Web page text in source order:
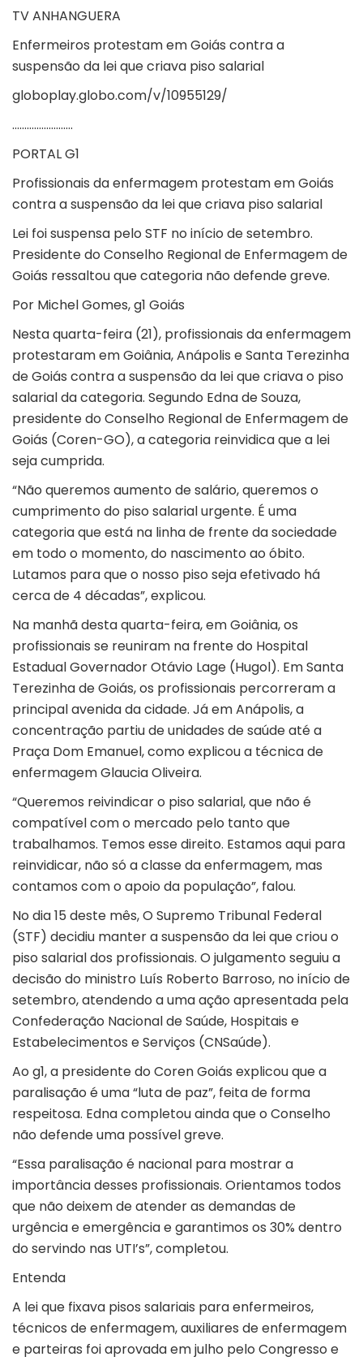
TV ANHANGUERA
Enfermeiros protestam em Goiás contra a
suspensão da lei que criava piso salarial
globoplay.globo.com/v/10955129/
…………………….
PORTAL G1
Profissionais da enfermagem protestam em Goiás
contra a suspensão da lei que criava piso salarial
Lei foi suspensa pelo STF no início de setembro.
Presidente do Conselho Regional de Enfermagem de
Goiás ressaltou que categoria não defende greve.
Por Michel Gomes, g1 Goiás
Nesta quarta-feira (21), profissionais da enfermagem
protestaram emGoiânia,Anápolis eSanta Terezinha
de Goiás contra a suspensão da lei que criava o piso
salarial da categoria. Segundo Edna de Souza,
presidente do Conselho Regional de Enfermagem de
Goiás (Coren-GO), a categoria reinvidica que a lei
seja cumprida.
“Não queremos aumento de salário, queremos o
cumprimento do piso salarial urgente. É uma
categoria que está na linha de frente da sociedade
em todo o momento, do nascimento ao óbito.
Lutamos para que o nosso piso seja efetivado há
cerca de 4 décadas”, explicou.
Na manhã desta quarta-feira, em Goiânia, os
profissionais se reuniram na frente do Hospital
Estadual Governador Otávio Lage (Hugol). Em Santa
Terezinha de Goiás, os profissionais percorreram a
principal avenida da cidade. Já em Anápolis, a
concentração partiu de unidades de saúde até a
Praça Dom Emanuel, como explicou a técnica de
enfermagem Glaucia Oliveira.
“Queremos reivindicar o piso salarial, que não é
compatível com o mercado pelo tanto que
trabalhamos. Temos esse direito. Estamos aqui para
reinvidicar, não só a classe da enfermagem, mas
contamos com o apoio da população”, falou.
No dia 15 deste mês, O Supremo Tribunal Federal
(STF) decidiu manter a suspensão da lei que criou o
piso salarial dos profissionais. O julgamento seguiu a
decisão do ministro Luís Roberto Barroso, no início de
setembro, atendendo a uma ação apresentada pela
Confederação Nacional de Saúde, Hospitais e
Estabelecimentos e Serviços (CNSaúde).
Ao g1, a presidente do Coren Goiás explicou que a
paralisação é uma “luta de paz”, feita de forma
respeitosa. Edna completou ainda que o Conselho
não defende uma possível greve.
“Essa paralisação é nacional para mostrar a
importância desses profissionais. Orientamos todos
que não deixem de atender as demandas de
urgência e emergência e garantimos os 30% dentro
do servindo nas UTI’s”, completou.
Entenda
A lei que fixava pisos salariais para enfermeiros,
técnicos de enfermagem, auxiliares de enfermagem
e parteiras foi aprovada em julho pelo Congresso e